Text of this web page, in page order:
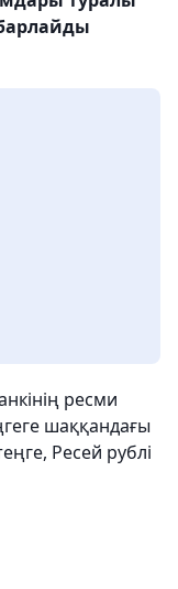
ресми
шаққандағы
Ресей рублі